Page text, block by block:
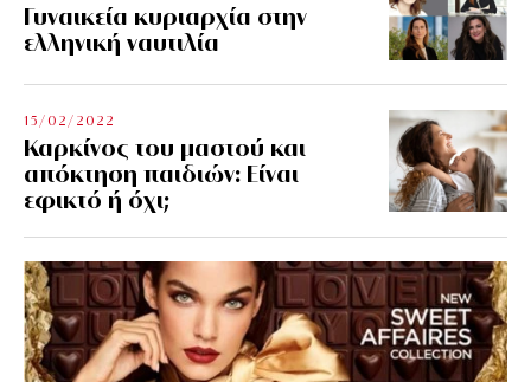
Γυναικεία κυριαρχία στην
ελληνική ναυτιλία
15/02/2022
Καρκίνος του μαστού και
απόκτηση παιδιών: Είναι
εφικτό ή όχι;